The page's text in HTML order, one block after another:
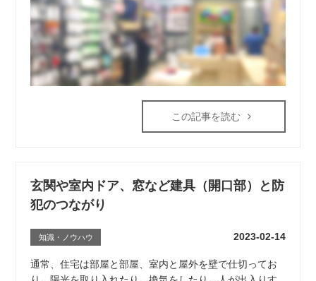
この記事を読む
玄関や室内ドア、窓など建具（開口部）と防
犯のつながり
知識・ノウハウ 2023-02-14
通常、住宅は部屋と部屋、室内と屋外を壁で仕切ってお